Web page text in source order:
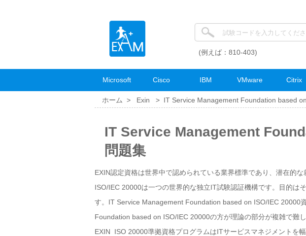
(例えば：810-403)
Microsoft Cisco IBM VMware Citrix
ホーム > Exin > IT Service Management Foundation based
IT Service Management
問題集
EXIN認定資格は世界中で認められている業界標準であり、潜在的
ISO/IEC 20000は一つの世界的な独立IT試験認証機構です。目的は
す。IT Service Management Foundation based on ISO/IEC 20000
Foundation based on ISO/IEC 20000の方が理論の部分が複雑で難し
EXIN ISO 20000準拠資格プログラムはITサービスマネジメントを